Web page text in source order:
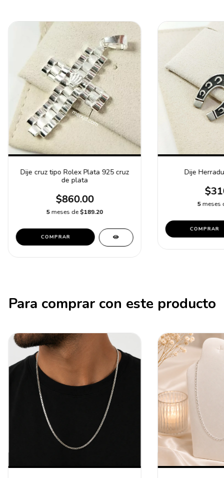
Dije cruz tipo Rolex Plata 925 cruz
de plata
$860.00
5meses de$189.20
COMPRAR
Dije
5meses
COMPRAR
Para comprar con este producto